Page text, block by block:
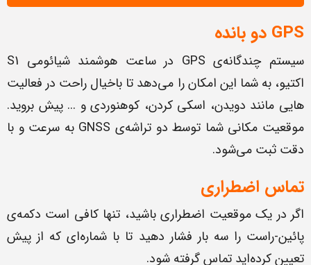
GPS دو بانده
سیستم چندگانه‌ی GPS در ساعت هوشمند شیائومی S1
اکتیو، به شما این امکان را می‌دهد تا باخیال راحت در فعالیت
هایی مانند دویدن، اسکی کردن، کوهنوردی و ... پیش بروید.
موقعیت مکانی شما توسط دو تراشه‌ی GNSS به سرعت و با
دقت ثبت می‌شود.
تماس اضطراری
اگر در یک موقعیت اضطراری باشید، تنها کافی است دکمه‌ی
پائین-راست را سه بار فشار دهید تا با شماره‌ای که از پیش
تعیین کرده‌اید تماس گرفته شود.